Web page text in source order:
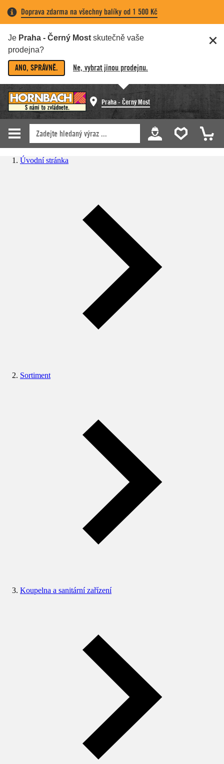
Doprava zdarma na všechny balíky od 1 500 Kč
Je Praha - Černý Most skutečně vaše
prodejna?
ANO, SPRÁVNĚ. Ne, vybrat jinou prodejnu.
Praha - Černý Most
Úvodní stránka
Sortiment
Koupelna a sanitární zařízení